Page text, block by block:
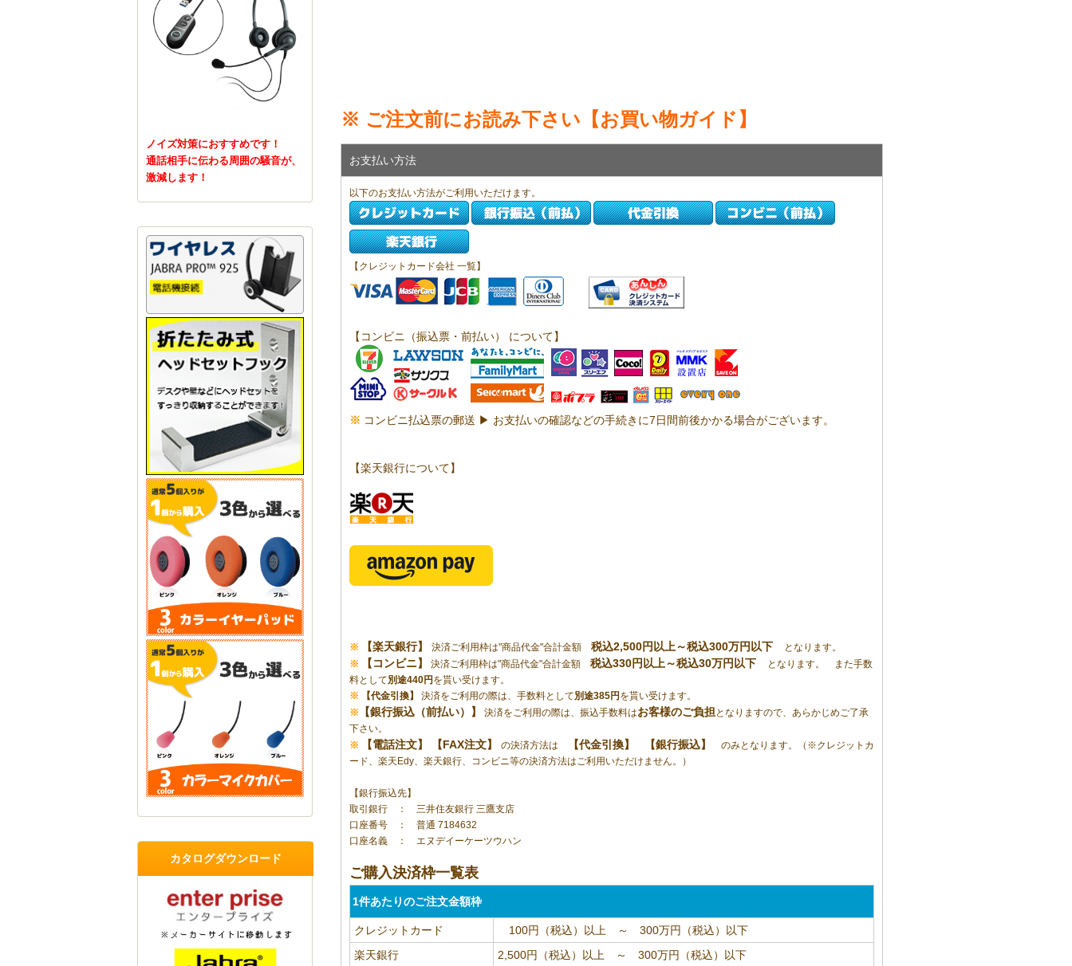
※ ご注文前にお読み下さい【お買い物ガイド】
お支払い方法
以下のお支払い方法がご利用いただけます。
【クレジットカード会社 一覧】
【コンビニ（振込票・前払い） について】
※ コンビニ払込票の郵送 ▶ お支払いの確認などの手続きに7日間前後かかる場合がございます。
【楽天銀行について】
※ 【楽天銀行】 決済ご利用枠は"商品代金"合計金額 税込2,500円以上～税込300万円以下
となります。
※
【コンビニ】 決済ご利用枠は"商品代金"合計金額 税込330円以上～税込30万円以下
となります。 また手数
料として別途440円 を貰い受けます。
※
【代金引換】 決済をご利用の際は、手数料として別途385円 を貰い受けます。
※
【銀行振込（前払い）】 決済をご利用の際は、振込手数料はお客様のご負担 となりますので、あらかじめご了承
下さい。
※
【電話注文】 【FAX注文】 の決済方法は 【代金引換】 【銀行振込】
のみとなります。（※クレジットカ
ード、楽天Edy、楽天銀行、コンビニ等の決済方法はご利用いただけません。）
【銀行振込先】
取引銀行 ： 三井住友銀行 三鷹支店
口座番号 ： 普通 7184632
口座名義 ： エヌデイーケーツウハン
ご購入決済枠一覧表
1件あたりのご注文金額枠
クレジットカード
100円（税込）以上 ～ 300万円（税込）以下
楽天銀行
2,500円（税込）以上 ～ 300万円（税込）以下
ノイズ対策におすすめです！
通話相手に伝わる周囲の騒音が、
激減します！
カタログダウンロード